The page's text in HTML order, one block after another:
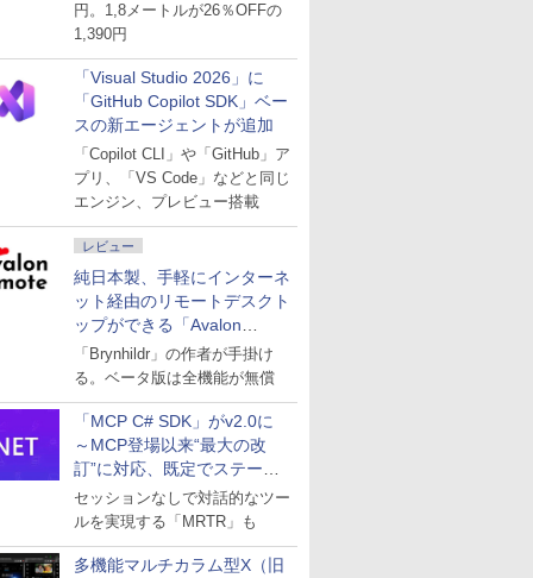
円。1,8メートルが26％OFFの
1,390円
「Visual Studio 2026」に
「GitHub Copilot SDK」ベー
スの新エージェントが追加
「Copilot CLI」や「GitHub」ア
プリ、「VS Code」などと同じ
エンジン、プレビュー搭載
レビュー
純日本製、手軽にインターネ
ット経由のリモートデスクト
ップができる「Avalon
remote」
「Brynhildr」の作者が手掛け
る。ベータ版は全機能が無償
「MCP C# SDK」がv2.0に
～MCP登場以来“最大の改
訂”に対応、既定でステート
レスへ
セッションなしで対話的なツー
ルを実現する「MRTR」も
多機能マルチカラム型X（旧